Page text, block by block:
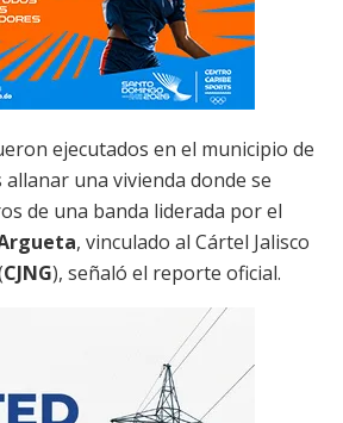
ejecutados en el municipio de
una vivienda donde se
de una banda liderada por el
, vinculado al Cártel Jalisco
CJNG), señaló el reporte oficial.